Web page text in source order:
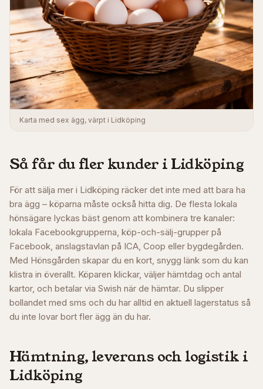
Karta med sex ägg, värpt i Lidköping
Så får du fler kunder i Lidköping
För att sälja mer i Lidköping räcker det inte med att bara ha
bra ägg – köparna måste också hitta dig. De flesta lokala
hönsägare lyckas bäst genom att kombinera tre kanaler:
lokala Facebookgrupperna, köp-och-sälj-grupper på
Facebook, anslagstavlan på ICA, Coop eller bygdegården.
Med Hönsgården skapar du en kort, snygg länk som du kan
klistra in överallt. Köparen klickar, väljer hämtdag och antal
kartor, och betalar via Swish när de hämtar. Du slipper
bollandet med sms och du har alltid en aktuell lagerstatus så
du inte lovar bort fler ägg än du har.
Hämtning, leverans och logistik i
Lidköping